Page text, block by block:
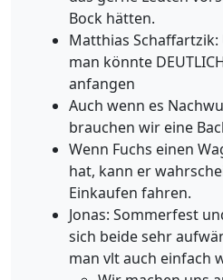
Bock hätten.
Matthias
man könnte
anfangen
Auch wenn es
brauchen wir eine
Wenn Fuchs einen
hat, kann er
Einkaufen fahren.
Jonas: Sommerfest
sich beide sehr
man vlt auch einfach